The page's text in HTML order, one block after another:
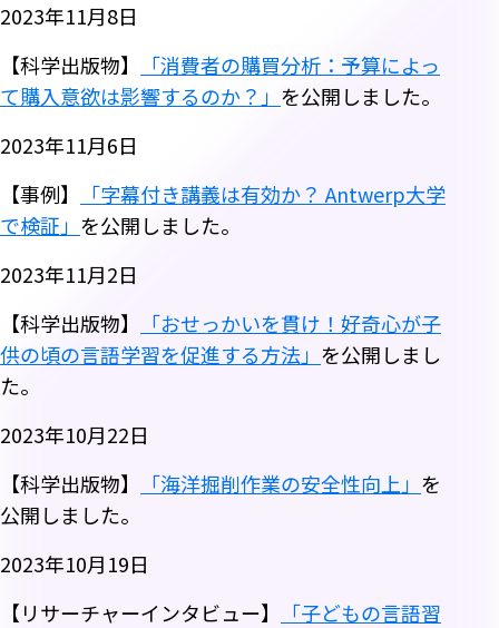
2023年11月8日
【科学出版物】
「消費者の購買分析：予算によっ
て購入意欲は影響するのか？」 を公開しました。
2023年11月6日
【事例】
「字幕付き講義は有効か？ Antwerp大学
で検証」 を公開しました。
2023年11月2日
【科学出版物】
「おせっかいを貫け！好奇心が子
供の頃の言語学習を促進する方法」 を公開しまし
た。
2023年10月22日
【科学出版物】
「海洋掘削作業の安全性向上」 を
公開しました。
2023年10月19日
【リサーチャーインタビュー】
「子どもの言語習